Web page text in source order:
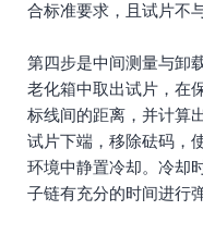
合标准要求，且试片不
第四步是中间测量与卸
老化箱中取出试片，在
标线间的距离，并计算
试片下端，移除砝码，
环境中静置冷却。冷却
子链有充分的时间进行